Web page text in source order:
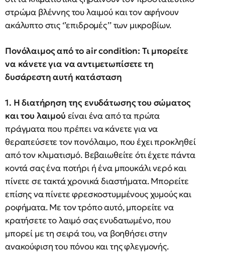
στρώμα βλέννης του λαιμού και τον αφήνουν
ακάλυπτο στις ‘’επιδρομές’’ των μικροβίων.
Πονόλαιμος από το air condition: Τι μπορείτε
να κάνετε για να αντιμετωπίσετε τη
δυσάρεστη αυτή κατάσταση
1. Η διατήρηση της ενυδάτωσης του σώματος
και του λαιμού είναι ένα από τα πρώτα
πράγματα που πρέπει να κάνετε για να
θεραπεύσετε τον πονόλαιμο, που έχει προκληθεί
από τον κλιματισμό. Βεβαιωθείτε ότι έχετε πάντα
κοντά σας ένα ποτήρι ή ένα μπουκάλι νερό και
πίνετε σε τακτά χρονικά διαστήματα. Μπορείτε
επίσης να πίνετε φρεσκοστυμμένους χυμούς και
ροφήματα. Με τον τρόπο αυτό, μπορείτε να
κρατήσετε το λαιμό σας ενυδατωμένο, που
μπορεί με τη σειρά του, να βοηθήσει στην
ανακούφιση του πόνου και της φλεγμονής.